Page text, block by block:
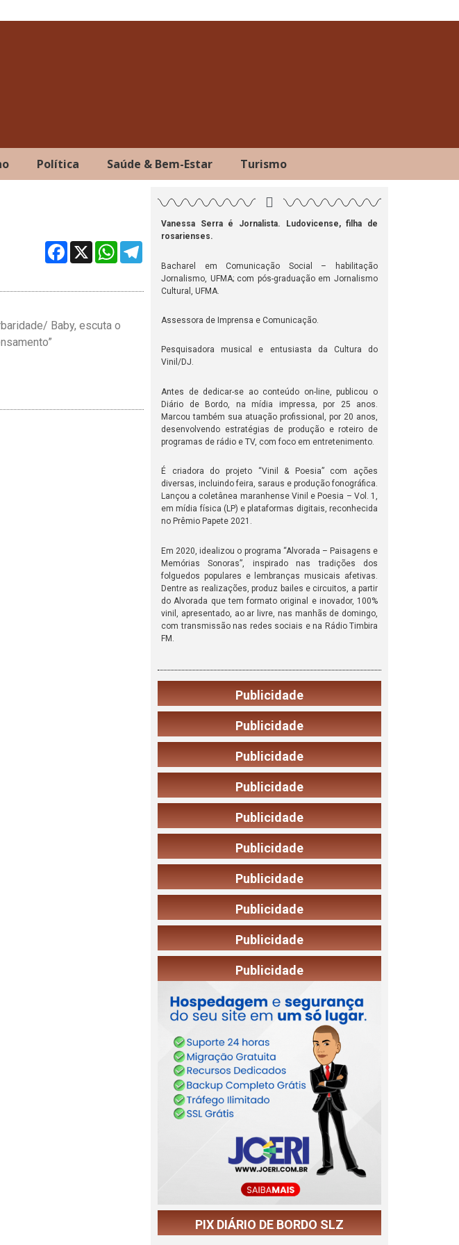
Política Saúde & Bem-Estar Turismo
Facebook
X WhatsApp
/ Baby, escuta o
Vanessa Serra é Jornalista. Ludovicense, filha de
rosarienses.
Bacharel em Comunicação Social – habilitação
Jornalismo, UFMA; com pós-graduação em Jornalismo
Cultural, UFMA.
Assessora de Imprensa e Comunicação.
Pesquisadora musical e entusiasta da Cultura do
Vinil/DJ.
Antes de dedicar-se ao conteúdo on-line, publicou o
Diário de Bordo, na mídia impressa, por 25 anos.
Marcou também sua atuação profissional, por 20 anos,
desenvolvendo estratégias de produção e roteiro de
programas de rádio e TV, com foco em entretenimento.
É criadora do projeto “Vinil & Poesia” com ações
diversas, incluindo feira, saraus e produção fonográfica.
Lançou a coletânea maranhense Vinil e Poesia – Vol. 1,
em mídia física (LP) e plataformas digitais, reconhecida
no Prêmio Papete 2021.
Em 2020, idealizou o programa “Alvorada – Paisagens e
Memórias Sonoras”, inspirado nas tradições dos
folguedos populares e lembranças musicais afetivas.
Dentre as realizações, produz bailes e circuitos, a partir
do Alvorada que tem formato original e inovador, 100%
vinil, apresentado, ao ar livre, nas manhãs de domingo,
com transmissão nas redes sociais e na Rádio Timbira
FM.
Publicidade
Publicidade
Publicidade
Publicidade
Publicidade
Publicidade
Publicidade
Publicidade
Publicidade
Publicidade
PIX DIÁRIO DE BORDO SLZ